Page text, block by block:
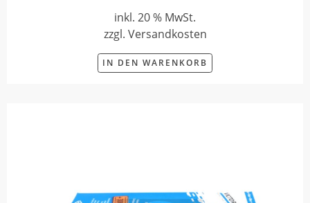
inkl. 20 % MwSt.
zzgl. Versandkosten
IN DEN WARENKORB